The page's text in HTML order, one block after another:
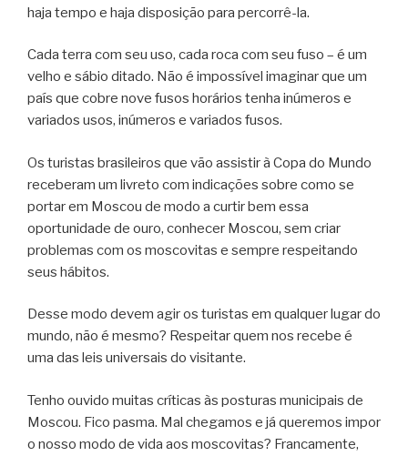
haja tempo e haja disposição para percorrê-la.
Cada terra com seu uso, cada roca com seu fuso – é um
velho e sábio ditado. Não é impossível imaginar que um
país que cobre nove fusos horários tenha inúmeros e
variados usos, inúmeros e variados fusos.
Os turistas brasileiros que vão assistir à Copa do Mundo
receberam um livreto com indicações sobre como se
portar em Moscou de modo a curtir bem essa
oportunidade de ouro, conhecer Moscou, sem criar
problemas com os moscovitas e sempre respeitando
seus hábitos.
Desse modo devem agir os turistas em qualquer lugar do
mundo, não é mesmo? Respeitar quem nos recebe é
uma das leis universais do visitante.
Tenho ouvido muitas críticas às posturas municipais de
Moscou. Fico pasma. Mal chegamos e já queremos impor
o nosso modo de vida aos moscovitas? Francamente,